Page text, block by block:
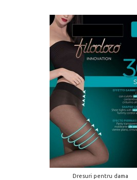
Dresuri pentru dama